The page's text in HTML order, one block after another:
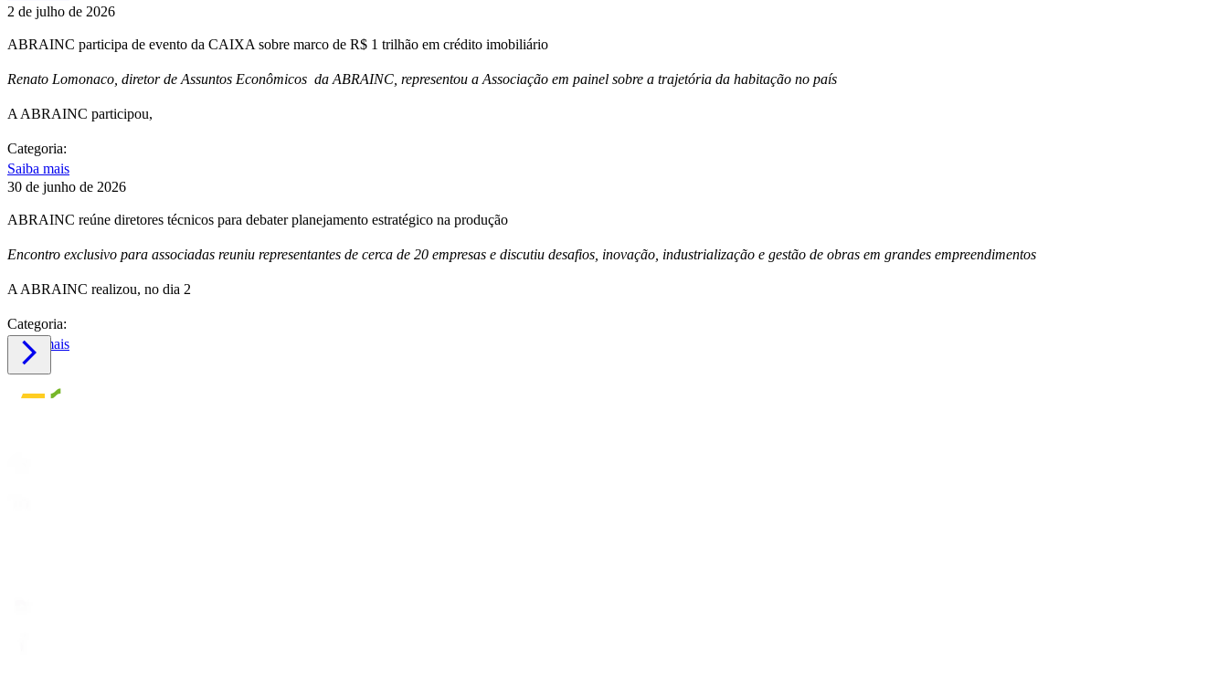
2 de julho de 2026
ABRAINC participa de evento da CAIXA sobre marco de R$ 1 trilhão em crédito imobiliário
Renato Lomonaco, diretor de Assuntos Econômicos da ABRAINC, representou a Associação em painel sobre a trajetória da habitação no país
A ABRAINC participou,
Categoria:
Saiba mais
30 de junho de 2026
ABRAINC reúne diretores técnicos para debater planejamento estratégico na produção
Encontro exclusivo para associadas reuniu representantes de cerca de 20 empresas e discutiu desafios, inovação, industrialização e gestão de obras em grandes empreendimentos
A ABRAINC realizou, no dia 2
Categoria:
Saiba mais
